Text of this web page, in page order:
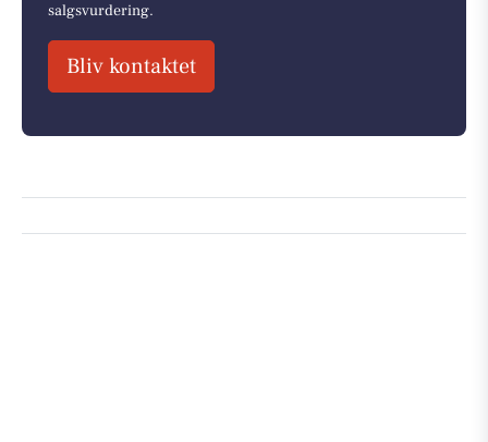
salgsvurdering.
Bliv kontaktet